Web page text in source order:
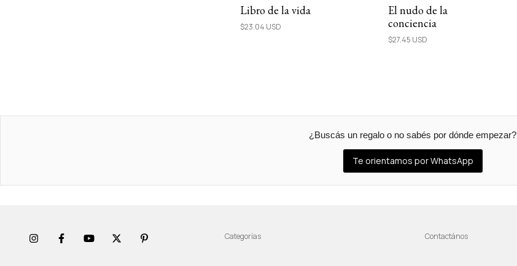
Libro de la vida
$23.04 USD
El nudo de la
conciencia
$27.45 USD
¿Buscás un regalo o no sabés por dónde empezar?
Te orientamos por WhatsApp
Categorías Contactános